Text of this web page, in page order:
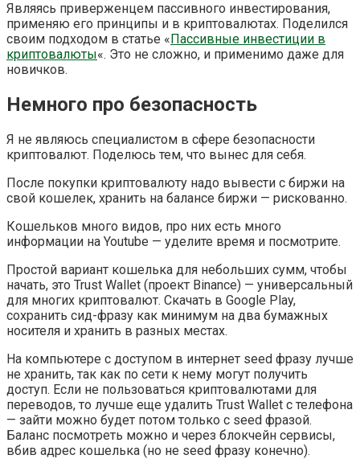
Являясь приверженцем пассивного инвестирования,
применяю его принципы и в криптовалютах. Поделился
своим подходом в статье «Пассивные инвестиции в
криптовалюты«. Это не сложно, и применимо даже для
новичков.
Немного про безопасность
Я не являюсь специалистом в сфере безопасности
криптовалют. Поделюсь тем, что вынес для себя.
После покупки криптовалюту надо вывести с биржи на
свой кошелек, хранить на балансе биржи — рискованно.
Кошельков много видов, про них есть много
информации на Youtube — уделите время и посмотрите.
Простой вариант кошелька для небольших сумм, чтобы
начать, это Trust Wallet (проект Binance) — универсальный
для многих криптовалют. Скачать в Google Play,
сохранить сид-фразу как минимум на два бумажных
носителя и хранить в разных местах.
На компьютере с доступом в интернет seed фразу лучше
не хранить, так как по сети к нему могут получить
доступ. Если не пользоваться криптовалютами для
переводов, то лучше еще удалить Trust Wallet с телефона
— зайти можно будет потом только с seed фразой.
Баланс посмотреть можно и через блокчейн сервисы,
вбив адрес кошелька (но не seed фразу конечно).